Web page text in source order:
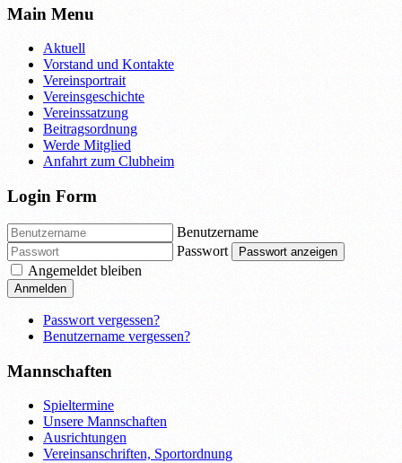
Main Menu
Aktuell
Vorstand und Kontakte
Vereinsportrait
Vereinsgeschichte
Vereinssatzung
Beitragsordnung
Werde Mitglied
Anfahrt zum Clubheim
Login Form
Benutzername
Passwort
Passwort anzeigen
Angemeldet bleiben
Anmelden
Passwort vergessen?
Benutzername vergessen?
Mannschaften
Spieltermine
Unsere Mannschaften
Ausrichtungen
Vereinsanschriften, Sportordnung